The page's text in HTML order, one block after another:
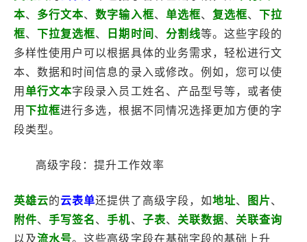
本、 多行文本、数字输入框、 单选框、 复选框、下拉
框、下拉复选框、 日期时间、 分割线等。这些字段的
多样性使用户可以根据具体的业务需求，轻松进行文
本、数据和时间信息的录入或修改。例如，您可以使
用单行文本字段录入员工姓名、产品型号等，或者使
用下拉框进行多选，根据不同情况选择更加方便的字
段类型。
高级字段：提升工作效率
英雄云的云表单还提供了高级字段，如地址、 图片、
附件、手写签名、手机、 子表、 关联数据、 关联查询
以及流水号。这些高级字段在基础字段的基础上升